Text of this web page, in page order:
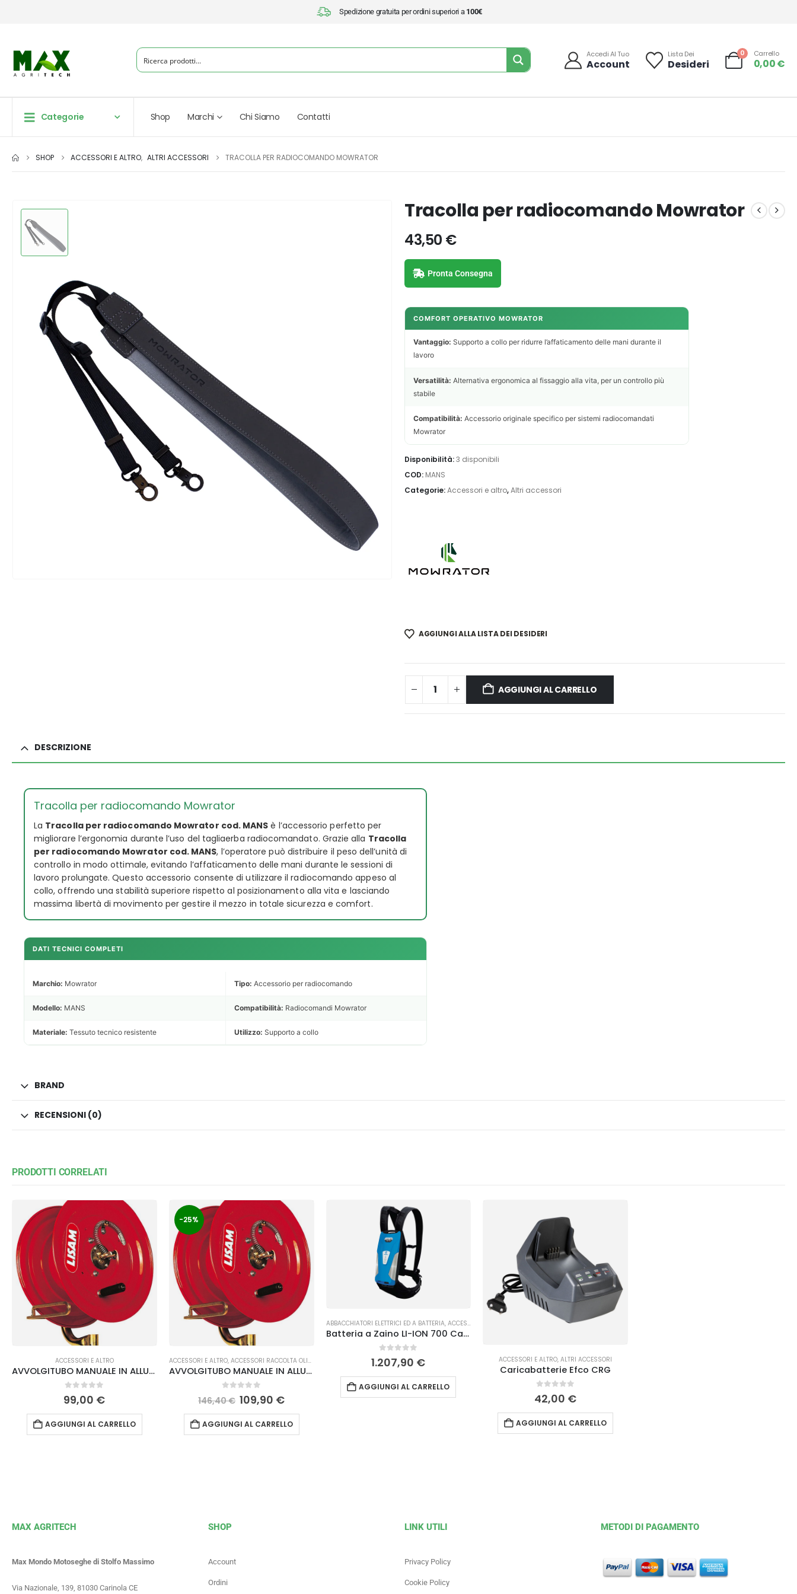
Spedizione gratuita per ordini superiori a 100€
Accedi Al Tuo
Account
Lista Dei
Desideri
0 Carrello
0,00€
Categorie Shop Marchi Chi Siamo Contatti
SHOP ACCESSORI E ALTRO, ALTRI ACCESSORI TRACOLLA PER RADIOCOMANDO MOWRATOR
Tracolla per radiocomando Mowrator
43,50 €
Pronta Consegna
COMFORT OPERATIVO MOWRATOR
Vantaggio: Supporto a collo per ridurre l’affaticamento delle mani durante il
lavoro
Versatilità: Alternativa ergonomica al fissaggio alla vita, per un controllo più
stabile
Compatibilità: Accessorio originale specifico per sistemi radiocomandati
Mowrator
Disponibilità:3 disponibili
COD: MANS
Categorie:Accessori e altro,Altri accessori
AGGIUNGI ALLA LISTA DEI DESIDERI
AGGIUNGI AL CARRELLO
DESCRIZIONE
Tracolla per radiocomando Mowrator
La Tracolla per radiocomando Mowrator cod. MANS è l’accessorio perfetto per
migliorare l’ergonomia durante l’uso del tagliaerba radiocomandato. Grazie alla Tracolla
per radiocomando Mowrator cod. MANS, l’operatore può distribuire il peso dell’unità di
controllo in modo ottimale, evitando l’affaticamento delle mani durante le sessioni di
lavoro prolungate. Questo accessorio consente di utilizzare il radiocomando appeso al
collo, offrendo una stabilità superiore rispetto al posizionamento alla vita e lasciando
massima libertà di movimento per gestire il mezzo in totale sicurezza e comfort.
DATI TECNICI COMPLETI
Marchio: Mowrator Tipo: Accessorio per radiocomando
Modello: MANS Compatibilità: Radiocomandi Mowrator
Materiale: Tessuto tecnico resistente Utilizzo: Supporto a collo
BRAND
RECENSIONI (0)
PRODOTTI CORRELATI
ACCESSORI E ALTRO
AVVOLGITUBO MANUALE IN ALLUMINIO AV/1 Lisam
0 Su 5
99,00 €
AGGIUNGI AL CARRELLO
-25%
ACCESSORI E ALTRO, ACCESSORI RACCOLTA OLIVE
AVVOLGITUBO MANUALE IN ALLUMINIO AV/2
Su 5
146,40€ 109,90 €
AGGIUNGI AL CARRELLO
ABBACCHIATORI ELETTRICI ED A BATTERIA, ACCESSORI E ALTRO ACCESSORI RACCOLTA OLIVE
Batteria a Zaino LI-ION 700 Campagnola
0 Su 5
1.207,90 €
AGGIUNGI AL CARRELLO
ACCESSORI E ALTRO,ALTRI ACCESSORI
Caricabatterie Efco CRG
Su 5
42,00 €
AGGIUNGI AL CARRELLO
MAX AGRITECH
Max Mondo Motoseghe di Stolfo Massimo
Via Nazionale, 139, 81030 Carinola CE
SHOP
Account
Ordini
LINK UTILI
Privacy Policy
Cookie Policy
METODI DI PAGAMENTO